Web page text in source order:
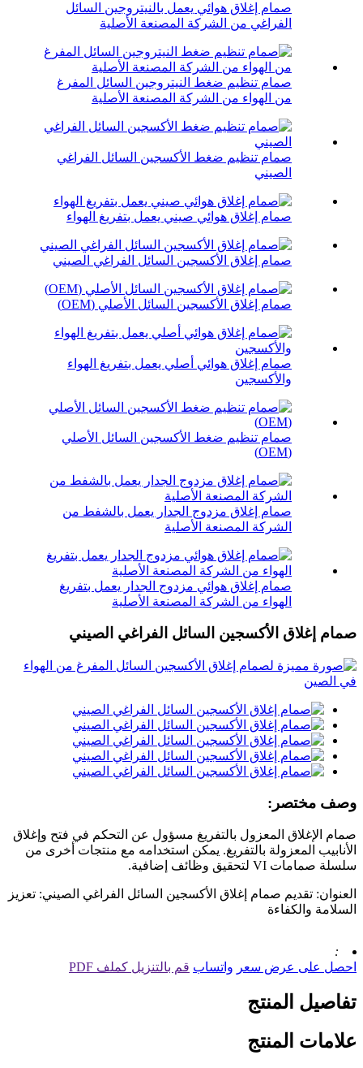
صمام إغلاق هوائي يعمل بالنيتروجين السائل
الفراغي من الشركة المصنعة الأصلية
صمام تنظيم ضغط النيتروجين السائل المفرغ
من الهواء من الشركة المصنعة الأصلية
صمام تنظيم ضغط الأكسجين السائل الفراغي
الصيني
صمام إغلاق هوائي صيني يعمل بتفريغ الهواء
صمام إغلاق الأكسجين السائل الفراغي الصيني
صمام إغلاق الأكسجين السائل الأصلي (OEM)
صمام إغلاق هوائي أصلي يعمل بتفريغ الهواء
والأكسجين
صمام تنظيم ضغط الأكسجين السائل الأصلي
(OEM)
صمام إغلاق مزدوج الجدار يعمل بالشفط من
الشركة المصنعة الأصلية
صمام إغلاق هوائي مزدوج الجدار يعمل بتفريغ
الهواء من الشركة المصنعة الأصلية
صمام إغلاق الأكسجين السائل الفراغي الصيني
وصف مختصر:
صمام الإغلاق المعزول بالتفريغ مسؤول عن التحكم في فتح وإغلاق
الأنابيب المعزولة بالتفريغ. يمكن استخدامه مع منتجات أخرى من
سلسلة صمامات VI لتحقيق وظائف إضافية.
العنوان: تقديم صمام إغلاق الأكسجين السائل الفراغي الصيني: تعزيز
السلامة والكفاءة
:
احصل على عرض سعر واتساب قم بالتنزيل كملف PDF
تفاصيل المنتج
علامات المنتج